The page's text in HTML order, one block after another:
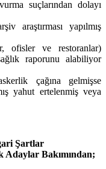
suçlarından dolayı
araştırması yapılmış
ofisler ve restoranlar)
raporunu alabiliyor
çağına gelmişse
yahut ertelenmiş veya
Şartlar
Adaylar Bakımından;